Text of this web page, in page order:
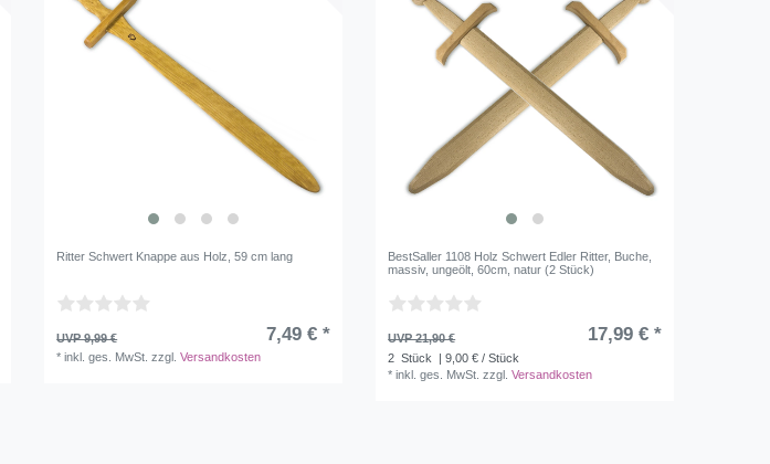
Ritter Schwert Knappe aus Holz, 59 cm lang
UVP 9,99 € 7,49 € *
*inkl. ges. MwSt. zzgl.Versandkosten
BestSaller 1108 Holz Schwert Edler Ritter, Buche,
massiv, ungeölt, 60cm, natur (2 Stück)
UVP 21,90 € 17,99 € *
2 Stück
| 9,00 € / Stück
*inkl. ges. MwSt. zzgl.Versandkosten